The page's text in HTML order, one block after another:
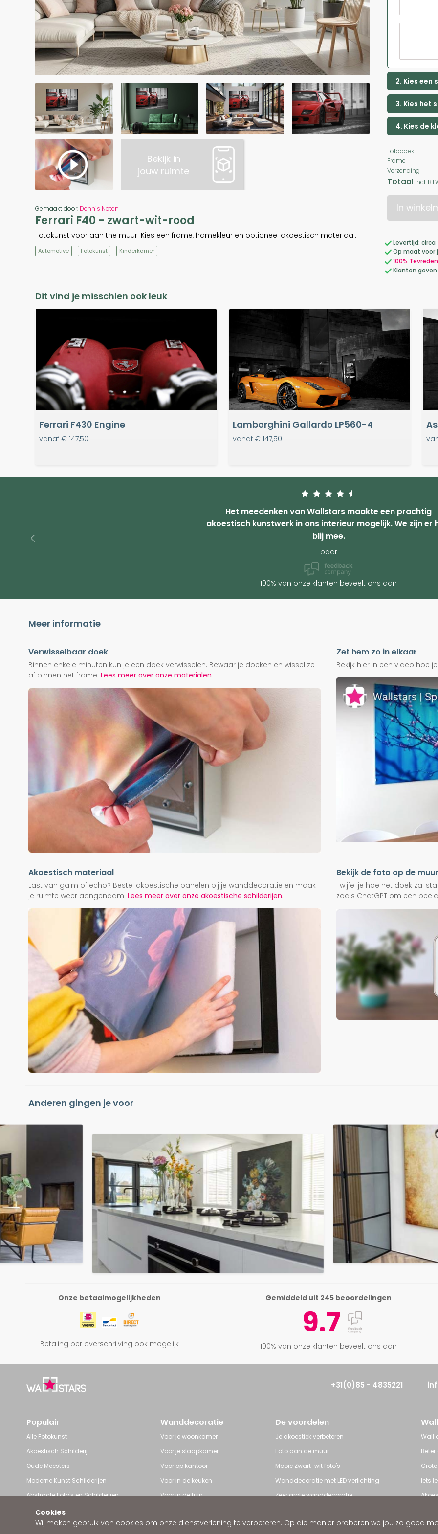
Cookies
Wij maken gebruik van cookies om onze dienstverlening te verbeteren. Op die manier proberen we jou zo goed
Bekijk in
jouw ruimte
Gemaakt door: Dennis Noten
Ferrari F40 - zwart-wit-rood
Fotokunst voor aan the muur. Kies een frame, framekleur en optioneel akoestisch materiaal.
Automotive Fotokunst Kinderkamer
2. Kies een
3. Kies het
4. Kies de
Fotodoek
Frame
Verzending
Totaal incl.
In
Levertijd:
Op maat voor
100%
Klanten
Dit vind je misschien ook leuk
Ferrari F430 Engine
vanaf € 147,50
Lamborghini Gallardo LP560-4
vanaf € 147,50
Het meedenken van Wallstars maakte een prachtig
akoestisch kunstwerk in ons interieur mogelijk. We zijn er
blij mee.
baar
100% van onze klanten beveelt ons aan
Meer informatie
Verwisselbaar doek
Binnen enkele minuten kun je een doek verwisselen. Bewaar je doeken en wissel ze
af binnen het frame. Lees meer over onze materialen.
Zet hem zo in elkaar
Bekijk hier in een video hoe
Akoestisch materiaal
Last van galm of echo? Bestel akoestische panelen bij je wanddecoratie en maak
je ruimte weer aangenaam! Lees meer over onze akoestische schilderijen.
Bekijk de foto op de muur
Twijfel je hoe het doek zal
zoals ChatGPT om een
Anderen gingen je voor
Onze betaalmogelijkheden
Betaling per overschrijving ook mogelijk
Gemiddeld uit 245 beoordelingen
9.7
100% van onze klanten beveelt ons aan
+31(0)85 - 4835221
Populair
Alle Fotokunst
Akoestisch Schilderij
Oude Meesters
Moderne Kunst Schilderijen
Abstracte Foto's en Schilderijen
Pop Art schilderijen
Art Frame van Wallstars
Wanddecoratie
Voor je woonkamer
Voor je slaapkamer
Voor op kantoor
Voor in de keuken
Voor in de tuin
Zakelijke wanddecoratie
De voordelen
Je akoestiek verbeteren
Foto aan de muur
Mooie Zwart-wit foto's
Wanddecoratie met LED verlichting
Zeer grote wanddecoratie
Wall
Iets